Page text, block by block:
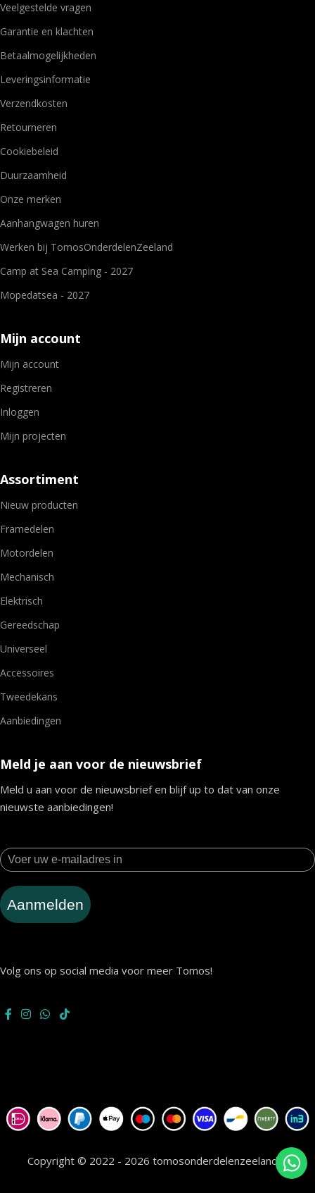
Veelgestelde vragen
Garantie en klachten
Betaalmogelijkheden
Leveringsinformatie
Verzendkosten
Retourneren
Cookiebeleid
Duurzaamheid
Onze merken
Aanhangwagen huren
Werken bij TomosOnderdelenZeeland
Camp at Sea Camping - 2027
Mopedatsea - 2027
Mijn account
Mijn account
Registreren
Inloggen
Mijn projecten
Assortiment
Nieuw producten
Framedelen
Motordelen
Mechanisch
Elektrisch
Gereedschap
Universeel
Accessoires
Tweedekans
Aanbiedingen
Meld je aan voor de nieuwsbrief
Meld u aan voor de nieuwsbrief en blijf up to dat van onze
nieuwste aanbiedingen!
Aanmelden
Volg ons op social media voor meer Tomos!
Copyright © 2022 - 2026 tomosonderdelenzeeland.nl